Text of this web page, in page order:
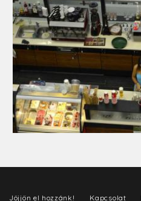
Jöjjön el hozzánk! Kapcsolat